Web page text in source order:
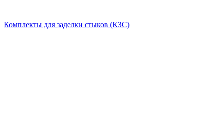
Комплекты для заделки стыков (КЗС)